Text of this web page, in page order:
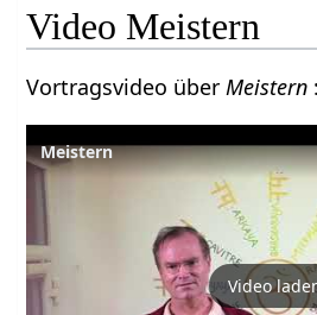
Video Meistern
Vortragsvideo überMeistern :
Meistern
Video